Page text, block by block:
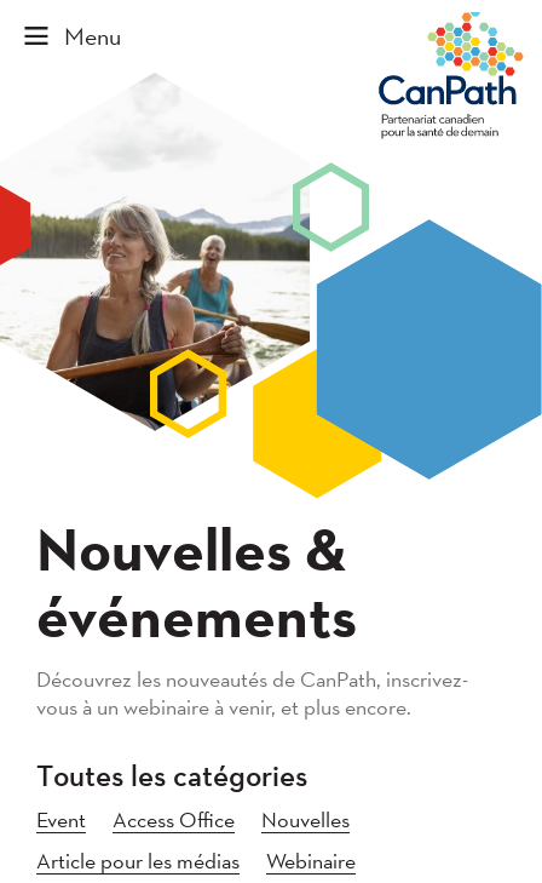
Nouvelles &
événements
Découvrez les nouveautés de CanPath, inscrivez-
vous à un webinaire à venir, et plus encore.
Toutes les catégories
Event Access Office
Nouvelles
Article pour les médias
Webinaire